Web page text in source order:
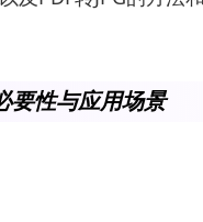
要性与应用场景